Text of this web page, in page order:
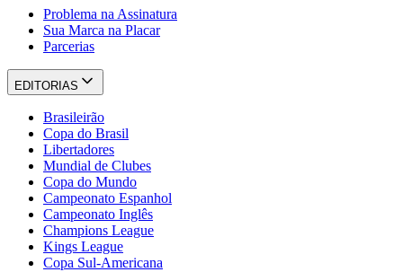
Problema na Assinatura
Sua Marca na Placar
Parcerias
EDITORIAS
Brasileirão
Copa do Brasil
Libertadores
Mundial de Clubes
Copa do Mundo
Campeonato Espanhol
Campeonato Inglês
Champions League
Kings League
Copa Sul-Americana